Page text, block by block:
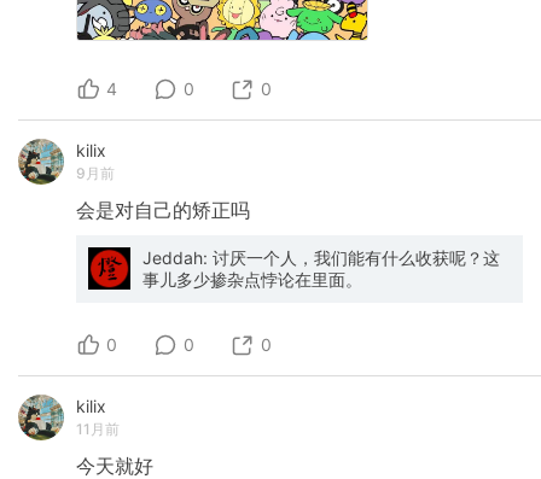
4 0 0
kilix
9月前
会是对自己的矫正吗
Jeddah: 讨厌一个人，我们能有什么收获呢？这
事儿多少掺杂点悖论在里面。
0 0 0
kilix
11月前
今天就好